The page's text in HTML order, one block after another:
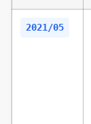
2021/05